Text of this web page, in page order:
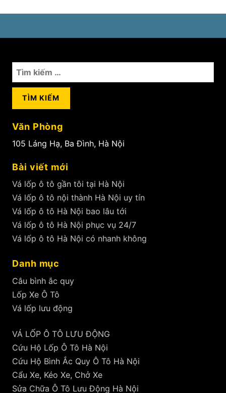
Tìm
kiếm
cho:
Văn Phòng
105 Láng Hạ, Ba Đình, Hà Nội
Bài viết mới
Vá lốp ô tô gần tôi tại Hà Nội
Vá lốp ô tô nội thành Hà Nội uy tín
Vá lốp ô tô Hà Nội bao lâu tới
Vá lốp ô tô Hà Nội phục vụ 24/7
Vá lốp ô tô Hà Nội có nhanh không
Danh mục
Câu bình ắc quy
Lốp Xe Ô Tô
Vá lốp lưu động
VÁ LỐP Ô TÔ LƯU ĐỘNG
Cứu Hộ Lốp Ô Tô Hà Nội
Cứu Hộ Bình Ắc Quy Ô Tô Hà Nội
Cẩu Xe, Kéo Xe, Chở Xe
Sửa Chữa Ô Tô Lưu Động Hà Nội